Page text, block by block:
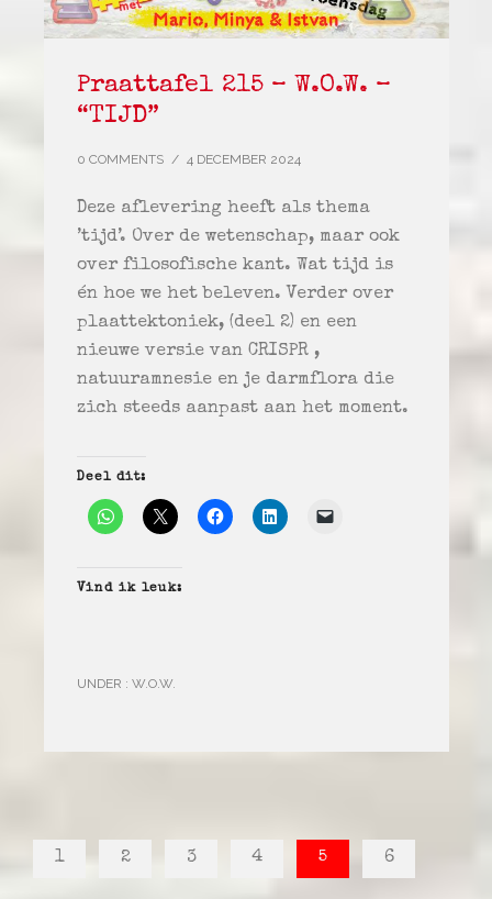
Praattafel 215 – W.O.W. –
“TIJD”
0 COMMENTS / 4 DECEMBER 2024
Deze aflevering heeft als thema
’tijd’. Over de wetenschap, maar ook
over filosofische kant. Wat tijd is
én hoe we het beleven. Verder over
plaattektoniek, (deel 2) en een
nieuwe versie van CRISPR ,
natuuramnesie en je darmflora die
zich steeds aanpast aan het moment.
Deel dit:
Vind ik leuk:
UNDER : W.O.W.
1 2 3 4 5 6